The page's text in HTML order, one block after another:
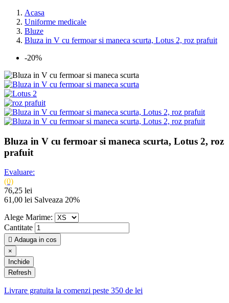
Acasa
Uniforme medicale
Bluze
Bluza in V cu fermoar si maneca scurta, Lotus 2, roz prafuit
-20%
Bluza in V cu fermoar si maneca scurta, Lotus 2, roz
prafuit
Evaluare:
(0)
76,25 lei
61,00 lei Salveaza 20%
Alege Marime:
Cantitate
 Adauga in cos
×
Inchide
Livrare gratuita la comenzi peste 350 de lei